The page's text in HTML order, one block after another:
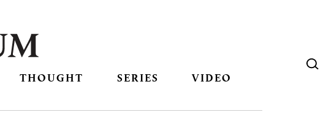
THOUGHT SERIES VIDEO